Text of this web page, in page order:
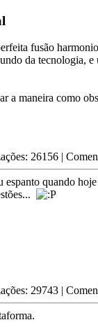
fusão
da tecnologia, e
a maneira como
26156 |
quando
29743 |